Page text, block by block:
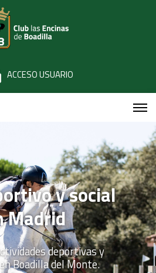
ACCESO USUARIO
y social
Madrid
deportivas y
Boadilla del Monte.